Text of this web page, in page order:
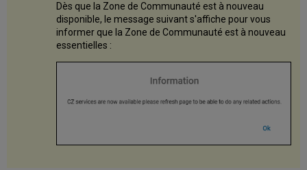
caractères
spéciaux
l’Éditeur
Dès que la Zone de Communauté est à nouveau
disponible, le message suivant s'affiche pour vous
informer que la Zone de Communauté est à nouveau
essentielles :